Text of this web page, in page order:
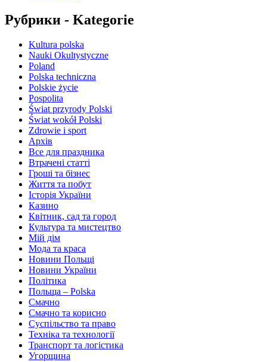
Рубрики - Kategorie
Kultura polska
Nauki Okultystyczne
Poland
Polska techniczna
Polskie życie
Pospolita
Świat przyrody Polski
Świat wokół Polski
Zdrowie i sport
Архів
Все для праздника
Втрачені статті
Гроші та бізнес
Життя та побут
Історія України
Казино
Квітник, сад та город
Культура та мистецтво
Мій дім
Мода та краса
Новини Польщі
Новини України
Політика
Польща – Polska
Смачно
Смачно та корисно
Суспільство та право
Техніка та технології
Транспорт та логістика
Угорщина